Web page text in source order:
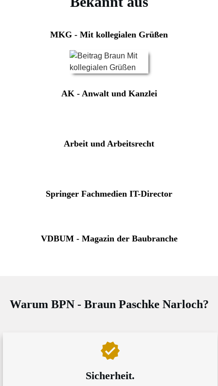
Andrzej Kopyciński, Radca Prawny
MKG - Mit kollegialen Grüßen
AK - Anwalt und Kanzlei
Arbeit und Arbeitsrecht
Springer Fachmedien IT-Director
VDBUM - Magazin der Baubranche
Warum BPN - Braun Paschke Narloch?
Sicherheit.